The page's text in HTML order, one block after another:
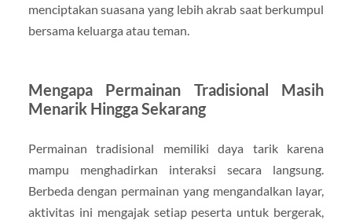
menciptakan suasana yang lebih akrab saat berkumpul
bersama keluarga atau teman.
Mengapa Permainan Tradisional Masih
Menarik Hingga Sekarang
Permainan tradisional memiliki daya tarik karena
mampu menghadirkan interaksi secara langsung.
Berbeda dengan permainan yang mengandalkan layar,
aktivitas ini mengajak setiap peserta untuk bergerak,